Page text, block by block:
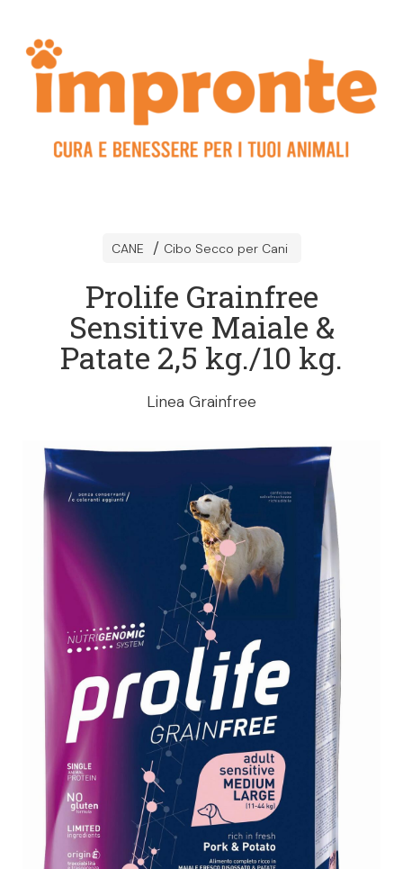
CANE Cibo Secco per Cani
Prolife Grainfree
Sensitive Maiale &
Patate 2,5 kg./10 kg.
Linea Grainfree